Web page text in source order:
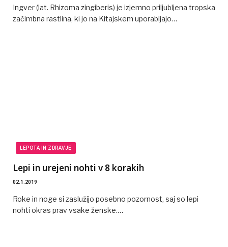
Ingver (lat. Rhizoma zingiberis) je izjemno priljubljena tropska
začimbna rastlina, ki jo na Kitajskem uporabljajo…
LEPOTA IN ZDRAVJE
Lepi in urejeni nohti v 8 korakih
02.1.2019
Roke in noge si zaslužijo posebno pozornost, saj so lepi
nohti okras prav vsake ženske.…